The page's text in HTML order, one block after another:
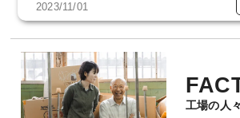
るのでこれから冷えてきても活
す。
プルオーバーとすごく迷いまし
ィガンなら羽織ることもボタン
2023/11/01
工場の人々